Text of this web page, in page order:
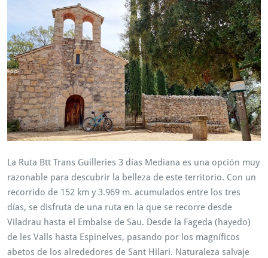
La Ruta Btt Trans Guilleries 3 días Mediana es una opción muy
razonable para descubrir la belleza de este territorio. Con un
recorrido de 152 km y 3.969 m. acumulados entre los tres
días, se disfruta de una ruta en la que se recorre desde
Viladrau hasta el Embalse de Sau. Desde la Fageda (hayedo)
de les Valls hasta Espinelves, pasando por los magníficos
abetos de los alrededores de Sant Hilari. Naturaleza salvaje